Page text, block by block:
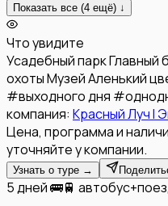
Показать все (4 ещё) ↓
Что увидите
Усадебный паркГлавный
охотыМузей Аленький
#выходного дня #
компания: Красный Луч l
Цена, программа и
уточняйте у компании.
Узнать о туре →
5 дней🚌🚆